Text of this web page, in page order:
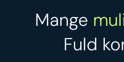
Mange
Fuld